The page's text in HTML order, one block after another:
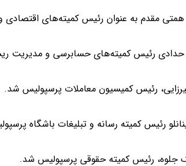
مقدم به عنوان رئیس کمیته‌های
حدادی رئیس کمیته‌های حسابرسی و مدیریت
رئیس کمیسیون معاملات پرسپولیس شد.
رئیس کمیته رسانه و تبلیغات باشگاه
جلوه، رئیس کمیته حقوقی پرسپولیس شد.